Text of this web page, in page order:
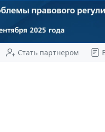
Стать партнером